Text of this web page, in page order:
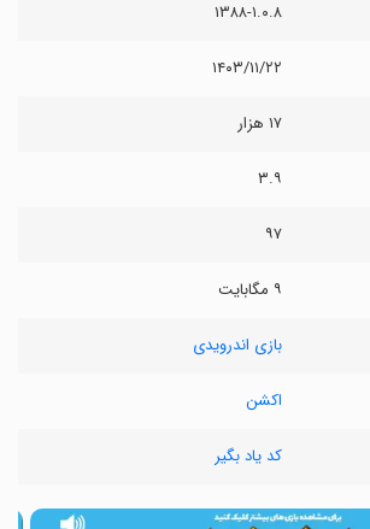
۱۳۸۸-۱.۰.۸
۱۴۰۳/۱۱/۲۲
۱۷ هزار
۳.۹
۹۷
۹ مگابایت
بازی اندرویدی
اکشن
کد یاد بگیر